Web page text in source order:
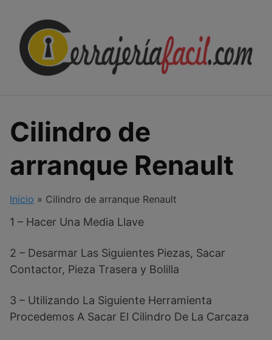
content
Cilindro de
arranque Renault
Inicio » Cilindro de arranque Renault
1 – Hacer Una Media Llave
2 – Desarmar Las Siguientes Piezas, Sacar
Contactor, Pieza Trasera y Bolilla
3 – Utilizando La Siguiente Herramienta
Procedemos A Sacar El Cilindro De La Carcaza